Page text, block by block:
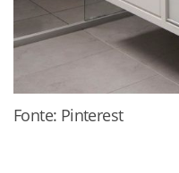
Fonte: Pinterest